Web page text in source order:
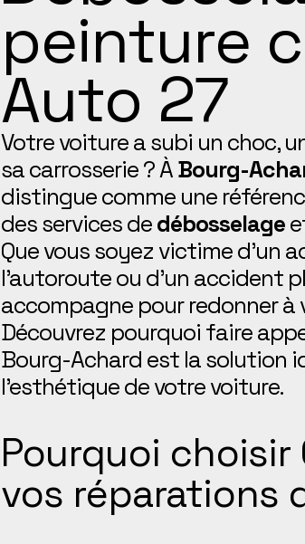
peinture
Auto 27
Votre voiture a subi un choc,
sa carrosserie ? ÀBourg-
distingue comme une
des services dedébosselage
Que vous soyez victime d’un
l’autoroute ou d’un accident
accompagne pour redonner à
Découvrez pourquoi faire
Bourg-Achard est la solution
l’esthétique de votre voiture.
Pourquoi
vos réparations